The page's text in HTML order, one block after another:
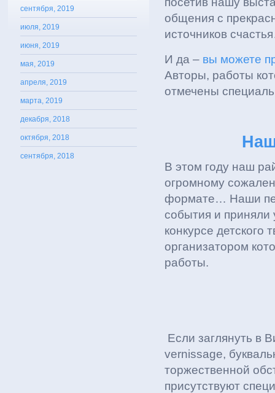
общения с
источников
И да – вы можете
Авторы, работы
отмечены
В этом году наш
огромному
формате… Наши
события и приняли
конкурсе детского
организатором
работы.
Если заглянуть в
vernissage,
торжественной
присутствуют
сентября, 2019
июля, 2019
июня, 2019
мая, 2019
апреля, 2019
марта, 2019
декабря, 2018
октября, 2018
сентября, 2018